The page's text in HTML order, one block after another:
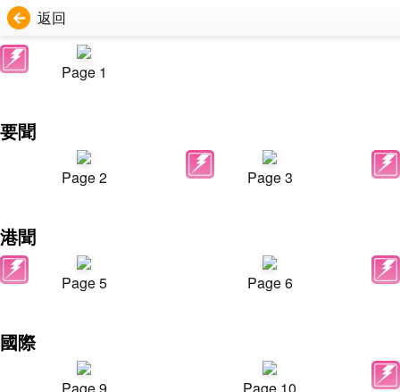
返回
Page 1
要聞
Page 2 Page 3
港聞
Page 5 Page 6
國際